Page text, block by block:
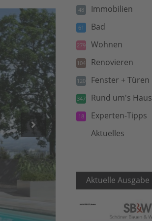
48 Immobilien
61 Bad
279 Wohnen
104 Renovieren
120 Fenster + Türen
347 Rund um's Haus
18 Experten-Tipps
Aktuelles
Aktuelle Ausgabe